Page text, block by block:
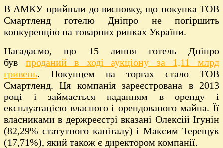
В АМКУ прийшли до висновку, що покупка ТОВ
Смартленд готелю Дніпро не погіршить
конкуренцію на товарних ринках України.
Нагадаємо, що 15 липня готель Дніпро
був проданий в ході аукціону за 1,11 млрд
гривень. Покупцем на торгах стало ТОВ
Смартленд. Ця компанія зареєстрована в 2013
році і займається наданням в оренду і
експлуатацією власного і орендованого майна. Її
власниками в держреєстрі вказані Олексій Ігунін
(82,29% статутного капіталу) і Максим Терещук
(17,71%), який також є директором компанії.